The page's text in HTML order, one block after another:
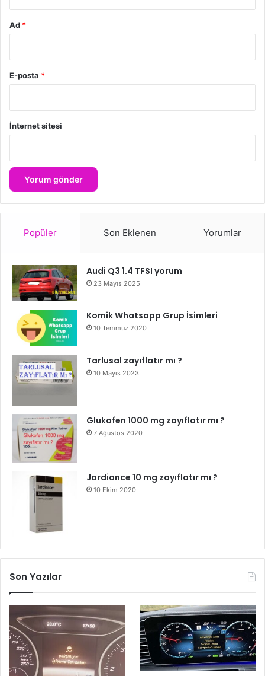
Ad *
E-posta *
İnternet sitesi
Popüler Son Eklenen Yorumlar
Audi Q3 1.4 TFSI yorum
23 Mayıs 2025
Komik Whatsapp Grup İsimleri
10 Temmuz 2020
Tarlusal zayıflatır mı ?
10 Mayıs 2023
Glukofen 1000 mg zayıflatır mı ?
7 Ağustos 2020
Jardiance 10 mg zayıflatır mı ?
10 Ekim 2020
Son Yazılar